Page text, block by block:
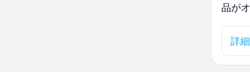
品が
詳